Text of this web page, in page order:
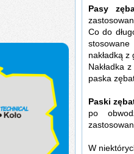
Pasy
Co do
nakładką z
Nakładka
paska
Paski
po
W